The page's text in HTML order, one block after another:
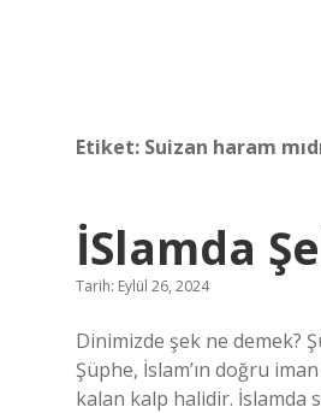
Etiket: Suizan haram
İSlamda
Tarih: Eylül 26, 2024
Dinimizde şek ne demek?
Şüphe, İslam’ın doğru
kalan kalp halidir. İslamda